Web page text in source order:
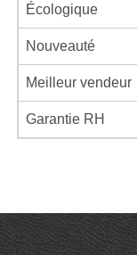
Écologique
Nouveauté
Meilleur vendeur
Garantie RH